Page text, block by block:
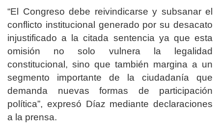
“El Congreso debe reivindicarse y subsanar el
conflicto institucional generado por su desacato
injustificado a la citada sentencia ya que esta
omisión no solo vulnera la legalidad
constitucional, sino que también margina a un
segmento importante de la ciudadanía que
demanda nuevas formas de participación
política”, expresó Díaz mediante declaraciones
a la prensa.